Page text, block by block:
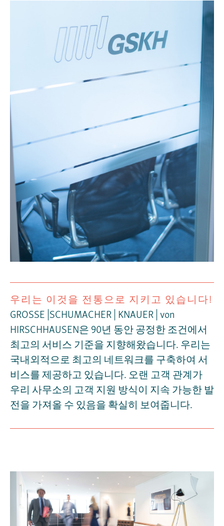
우리는 이것을 전통으로 지키고 있습니다!
GROSSE |SCHUMACHER | KNAUER | von
HIRSCHHAUSEN은 90년 동안 공정한 조건에서
최고의 서비스 기준을 지향해왔습니다. 우리는
국내외적으로 최고의 네트워크를 구축하여 서
비스를 제공하고 있습니다. 오랜 고객 관계가
우리 사무소의 고객 지원 방식이 지속 가능한 발
전을 가져올 수 있음을 확실히 보여줍니다.